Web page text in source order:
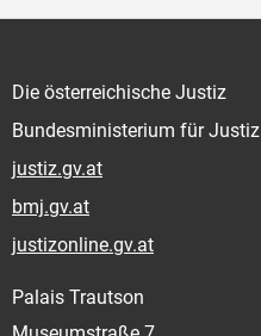
Die österreichische Justiz
Bundesministerium für Justiz
justiz.gv.at
bmj.gv.at
justizonline.gv.at
Palais Trautson